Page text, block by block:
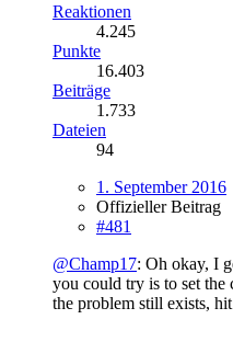
Reaktionen
4.245
Punkte
16.403
Beiträge
1.733
Dateien
94
1. September 2016
Offizieller Beitrag
#481
@Champ17: Oh okay, I
you could try is to set
the problem still exists,